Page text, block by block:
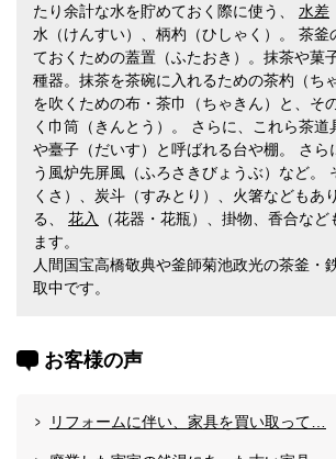
たり余計な水を貯めておく際に使う、 水差
水（けんすい）、柄杓（ひしゃく）。 茶釜
ておくための蓋置（ふたおき）。抹茶や菓
種器。抹茶を茶碗に入れるための茶杓（ち
を吹くための布・茶巾（ちゃきん）と、そ
く巾筒（きんとう）。 さらに、これら茶道
や臺子（だいす）と呼ばれる台や棚。 さら
う風炉先屏風（ふろさきびょうぶ）など。
くさ）、炭斗（すみとり）、火箸などもあ
る、 花入
（花器・花瓶）、掛物、香合な
ます。
人間国宝高橋敬典や釜師菊池政光の茶釜・
取中です。
お客様の声
リフォームに伴い、家具を買い取って…